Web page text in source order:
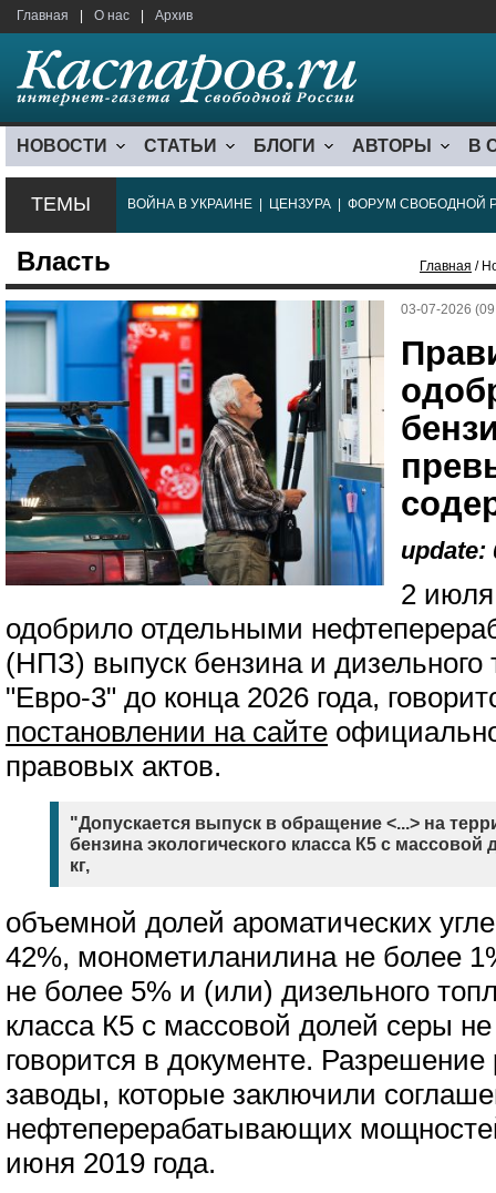
Главная О нас Архив
НОВОСТИ СТАТЬИ БЛОГИ АВТОРЫ В
ТЕМЫ ВОЙНА В УКРАИНЕ ЦЕНЗУРА ФОРУМ СВОБОДНОЙ
Власть Главная /
03-07-2026
update:
2
одобрило отдельными
(НПЗ) выпуск бензина и дизельного
"Евро-3" до конца 2026 года,
постановлении на сайте
правовых актов.
"Допускается выпуск в обращение <...> на
бензина экологического класса К5 с
кг,
объемной долей ароматических
42%, монометиланилина не более
не более 5% и (или) дизельного
класса К5 с массовой долей серы
говорится в документе. Разрешение
заводы, которые заключили
нефтеперерабатывающих
июня 2019 года.